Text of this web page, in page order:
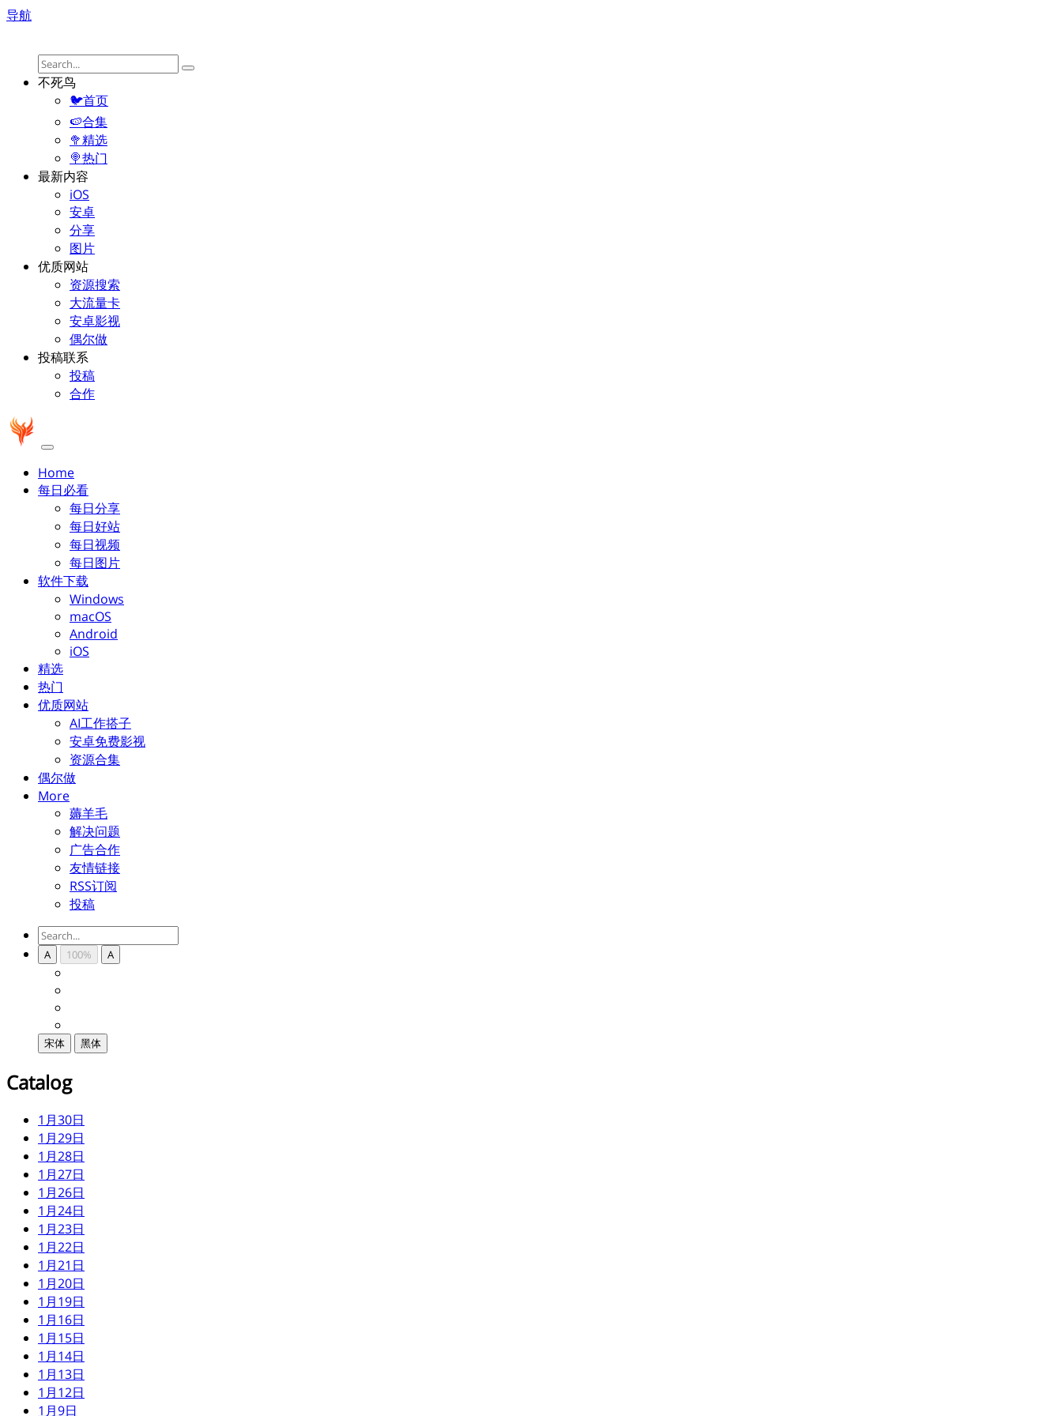
导航
不死鸟
🐦首页
🍉合集
🥦精选
🍭热门
最新内容
iOS
安卓
分享
图片
优质网站
资源搜索
大流量卡
安卓影视
偶尔做
投稿联系
投稿
合作
Home
每日必看
每日分享
每日好站
每日视频
每日图片
软件下载
Windows
macOS
Android
iOS
精选
热门
优质网站
AI工作搭子
安卓免费影视
资源合集
偶尔做
More
薅羊毛
解决问题
广告合作
友情链接
RSS订阅
投稿
A 100% A
宋体 黑体
Catalog
1月30日
1月29日
1月28日
1月27日
1月26日
1月24日
1月23日
1月22日
1月21日
1月20日
1月19日
1月16日
1月15日
1月14日
1月13日
1月12日
1月9日